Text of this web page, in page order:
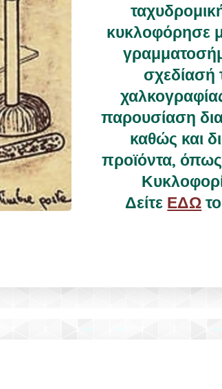
κυκλοφόρησε
σχεδίασή
παρουσίαση
καθώς και
προϊόντα,
Δείτε ΕΔΩ